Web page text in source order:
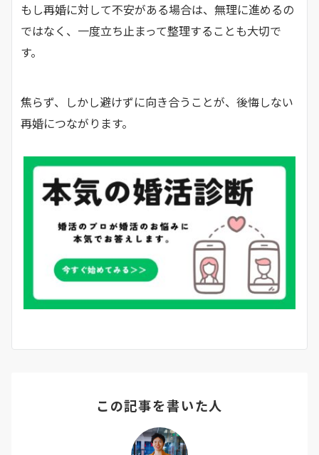
もし再婚に対して不安がある場合は、無理に進めるの
ではなく、一度立ち止まって整理することも大切で
す。
焦らず、しかし避けずに向き合うことが、後悔しない
再婚につながります。
この記事を書いた人